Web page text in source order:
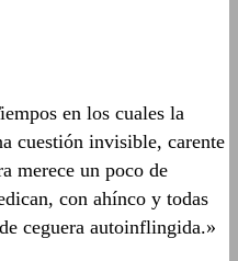
en los cuales la
cuestión invisible, carente
merece un poco de
con ahínco y todas
ceguera autoinflingida.»